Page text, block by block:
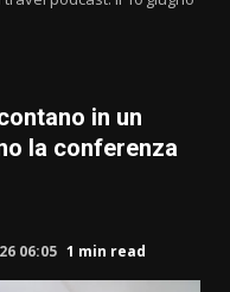
in un
la conferenza
06:05 1 min read